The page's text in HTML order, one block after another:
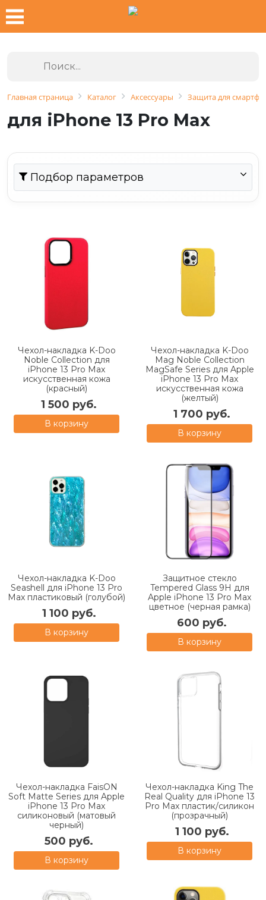
Главная страница Каталог Аксессуары Защита для
для iPhone 13 Pro Max
Подбор параметров
Чехол-накладка K-Doo
Noble Collection для
iPhone 13 Pro Max
искусственная кожа
(красный)
1 500 руб.
В корзину
Чехол-накладка K-Doo
Mag Noble Collection
MagSafe Series для Apple
iPhone 13 Pro Max
искусcтвенная кожа
(желтый)
1 700 руб.
В корзину
Чехол-накладка K-Doo
Seashell для iPhone 13 Pro
Max пластиковый (голубой)
1 100 руб.
В корзину
Защитное стекло
Tempered Glass 9H для
Apple iPhone 13 Pro Max
цветное (черная рамка)
600 руб.
В корзину
Чехол-накладка FaisON
Soft Matte Series для Apple
iPhone 13 Pro Max
силиконовый (матовый
черный)
500 руб.
В корзину
Чехол-накладка King The
Real Quality для iPhone 13
Pro Max пластик/силикон
(прозрачный)
1 100 руб.
В корзину